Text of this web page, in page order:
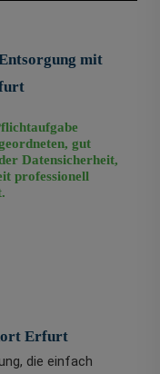
mit
gut
Datensicherheit,
professionell
Erfurt
die einfach